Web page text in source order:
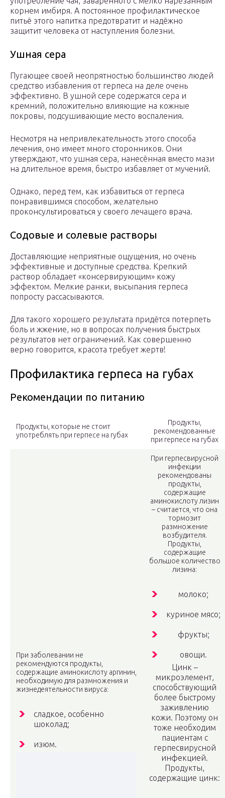
корнем имбиря. А постоянное профилактическое
питьё этого напитка предотвратит и надёжно
защитит человека от наступления болезни.
Ушная сера
Пугающее своей неопрятностью большинство людей
средство избавления от герпеса на деле очень
эффективно. В ушной сере содержатся сера и
кремний, положительно влияющие на кожные
покровы, подсушивающие место воспаления.
Несмотря на непривлекательность этого способа
лечения, оно имеет много сторонников. Они
утверждают, что ушная сера, нанесённая вместо мази
на длительное время, быстро избавляет от мучений.
Однако, перед тем, как избавиться от герпеса
понравившимся способом, желательно
проконсультироваться у своего лечащего врача.
Содовые и солевые растворы
Доставляющие неприятные ощущения, но очень
эффективные и доступные средства. Крепкий
раствор обладает «консервирующим» кожу
эффектом. Мелкие ранки, высыпания герпеса
попросту рассасываются.
Для такого хорошего результата придётся потерпеть
боль и жжение, но в вопросах получения быстрых
результатов нет ограничений. Как совершенно
верно говорится, красота требует жертв!
Профилактика герпеса на губах
Рекомендации по питанию
Продукты, которые не стоит
употреблять при герпесе на губах
Продукты,
рекомендованные
при герпесе на губах
При заболевании не
рекомендуются продукты,
содержащие аминокислоту аргинин,
необходимую для размножения и
жизнедеятельности вируса:
сладкое, особенно
шоколад;
изюм.
При герпесвирусной
инфекции
рекомендованы
продукты,
содержащие
аминокислоту лизин
– считается, что она
тормозит
размножение
возбудителя.
Продукты,
содержащие
большое количество
лизина:
молоко;
куриное мясо;
фрукты;
овощи.
Цинк –
микроэлемент,
способствующий
более быстрому
заживлению
кожи. Поэтому он
тоже необходим
пациентам с
герпесвирусной
инфекцией.
Продукты,
содержащие цинк: